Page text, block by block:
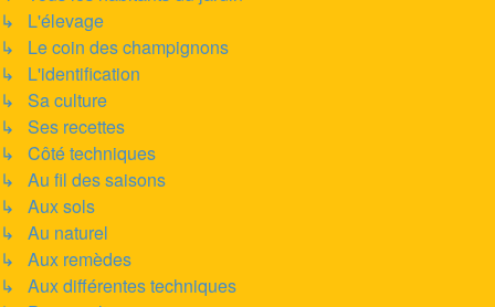
↳ L'élevage
↳ Le coin des champignons
↳ L'identification
↳ Sa culture
↳ Ses recettes
↳ Côté techniques
↳ Au fil des saisons
↳ Aux sols
↳ Au naturel
↳ Aux remèdes
↳ Aux différentes techniques